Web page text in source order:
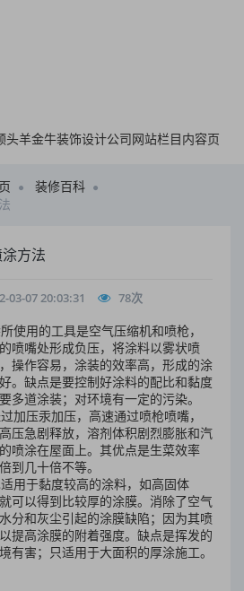
羊金牛装饰设计公司网站栏目内容页
装修百科
方法
03-07 20:03:31 78次
使用的工具是空气压缩机和喷枪，
喷嘴处形成负压，将涂料以雾状喷
操作容易，涂装的效率高，形成的涂
。缺点是要控制好涂料的配比和黏度
多道涂装；对环境有一定的污染。
加压汞加压，高速通过喷枪喷嘴，
压急剧释放，溶剂体积剧烈膨胀和汽
喷涂在屋面上。其优点是生菜效率
到几十倍不等。
用于黏度较高的涂料，如高固体
可以得到比较厚的涂膜。消除了空气
分和灰尘引起的涂膜缺陷；因为其喷
提高涂膜的附着强度。缺点是挥发的
有害；只适用于大面积的厚涂施工。